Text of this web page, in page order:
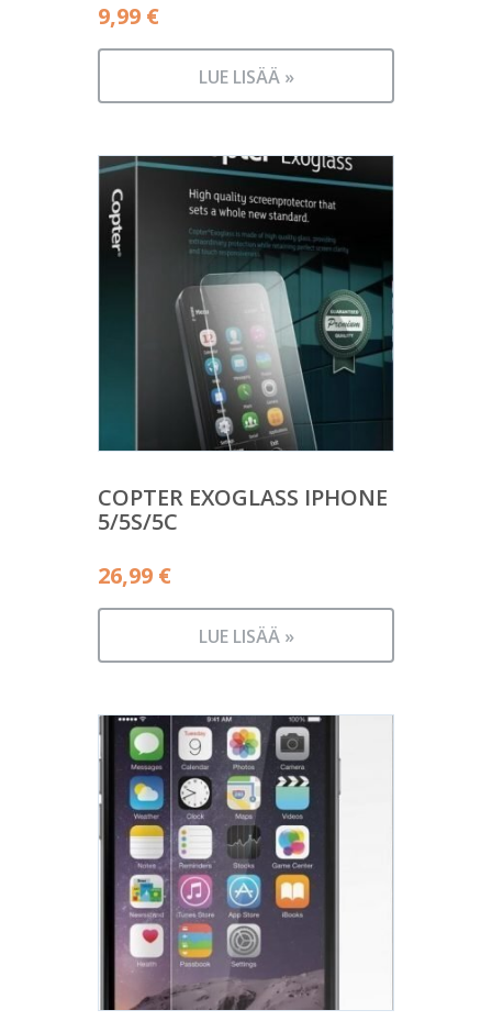
9,99 €
LUE LISÄÄ »
COPTER EXOGLASS IPHONE
5/5S/5C
26,99 €
LUE LISÄÄ »